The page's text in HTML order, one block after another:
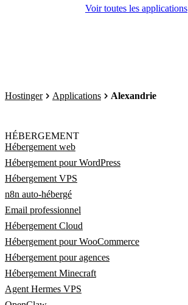
Voir toutes les applications
Hostinger Applications Alexandrie
HÉBERGEMENT
Hébergement web
Hébergement pour WordPress
Hébergement VPS
n8n auto-hébergé
Email professionnel
Hébergement Cloud
Hébergement pour WooCommerce
Hébergement pour agences
Hébergement Minecraft
Agent Hermes VPS